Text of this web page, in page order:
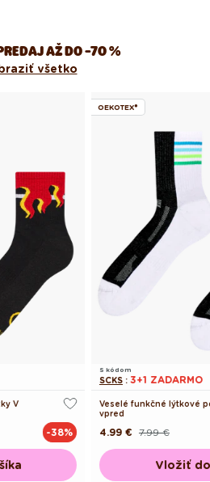
AŽ DO -70 %
všetko
V
-38%
OEKOTEX®
S kódom
SCKS: 3+1 ZADARMO
Veselé funkčné lýtkové
vpred
Pôvodná7.99 €
Akciová
4.99 €
Vložiť